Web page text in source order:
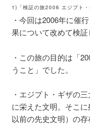
1)「検証の旅2006 エジプト
・今回は2006年に催
果について改めて検証
・この旅の目的は「
うこと」でした。
・エジプト・ギザの
に栄えた文明。そこ
以前の先史文明）の